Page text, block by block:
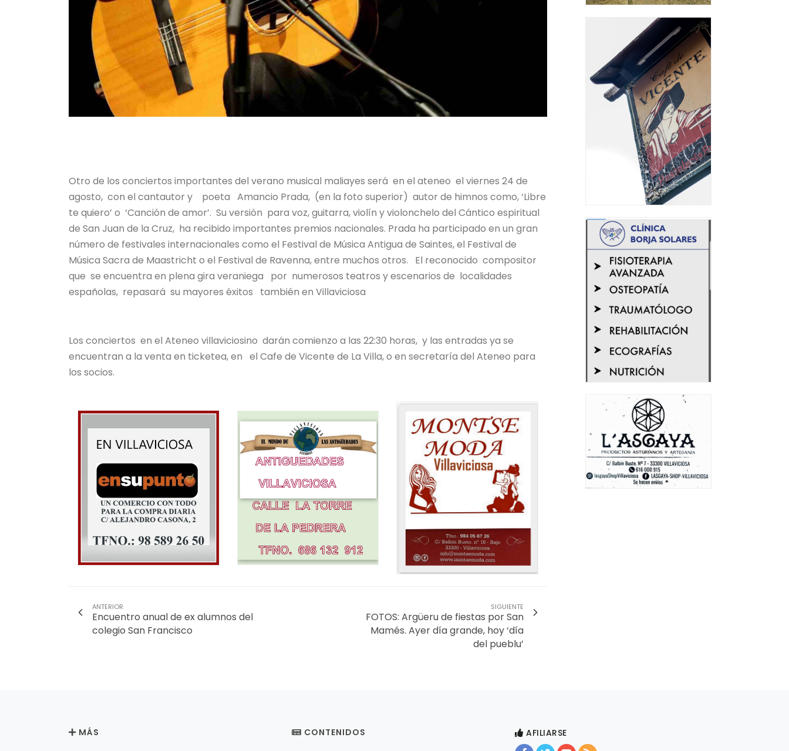
Otro de los conciertos importantes del verano musical maliayes será en el ateneo el viernes 24 de
agosto, con el cantautor y poeta Amancio Prada, (en la foto superior) autor de himnos como, ‘Libre
te quiero’ o ‘Canción de amor’. Su versión para voz, guitarra, violín y violonchelo del Cántico espiritual
de San Juan de la Cruz, ha recibido importantes premios nacionales. Prada ha participado en un gran
número de festivales internacionales como el Festival de Música Antigua de Saintes, el Festival de
Música Sacra de Maastricht o el Festival de Ravenna, entre muchos otros. El reconocido compositor
que se encuentra en plena gira veraniega por numerosos teatros y escenarios de localidades
españolas, repasará su mayores éxitos también en Villaviciosa
Los conciertos en el Ateneo villaviciosino darán comienzo a las 22:30 horas, y las entradas ya se
encuentran a la venta en ticketea, en el Cafe de Vicente de La Villa, o en secretaría del Ateneo para
los socios.
ANTERIOR
Encuentro anual de ex alumnos del
colegio San Francisco
SIGUIENTE
FOTOS: Argüeru de fiestas por San
Mamés. Ayer día grande, hoy ‘día
del pueblu’
MÁS CONTENIDOS AFILIARSE